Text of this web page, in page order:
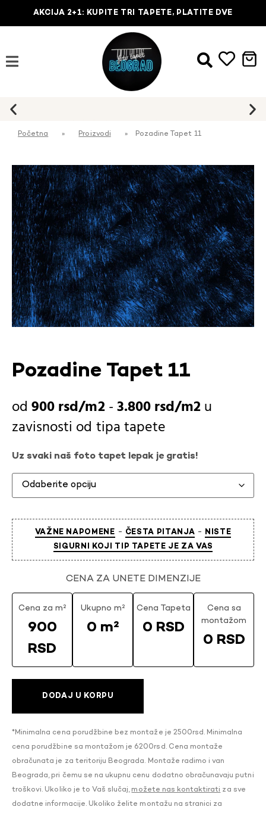
AKCIJA 2+1: KUPITE TRI TAPETE, PLATITE DVE
Početna » Proizvodi » Pozadine Tapet 11
Pozadine Tapet 11
900rsd -3.800rsd
u
zavisnosti od tipa tapete
Uz svaki naš foto tapet lepak je gratis!
VAŽNE NAPOMENE - ČESTA PITANJA - NISTE
SIGURNI KOJI TIP TAPETE JE ZA VAS
CENA ZA UNETE DIMENZIJE
Cena za m²
900
RSD
Ukupno m²
0 m²
Cena Tapeta
0 RSD
Cena sa
montažom
0 RSD
DODAJ U KORPU
*Minimalna cena porudžbine bez montaže je 2500rsd. Minimalna
cena porudžbine sa montažom je 6200rsd. Cena montaže
obračunata je za teritoriju Beograda. Montaže radimo i van
Beograda, pri čemu se na ukupnu cenu dodatno obračunavaju putni
troškovi. Ukoliko je to Vaš slučaj, možete nas kontaktirati za sve
dodatne informacije. Ukoliko želite montažu na stranici za